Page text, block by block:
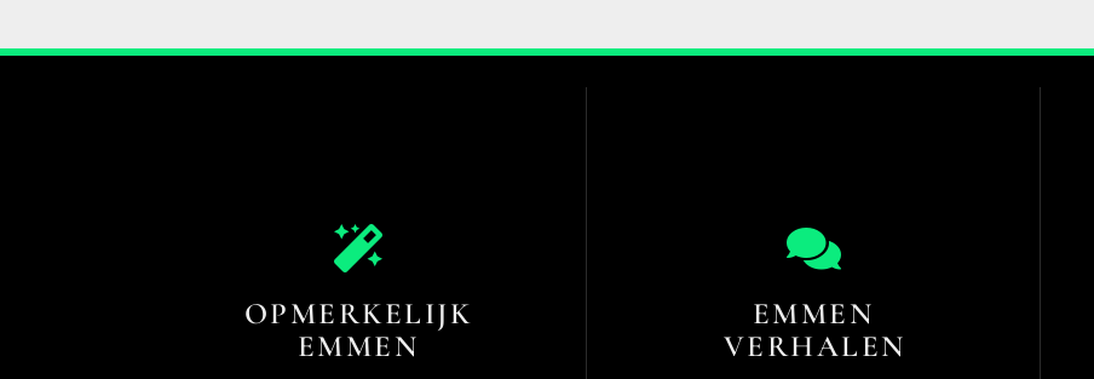
EMMEN
VERHALEN
OPMERKELIJK
EMMEN